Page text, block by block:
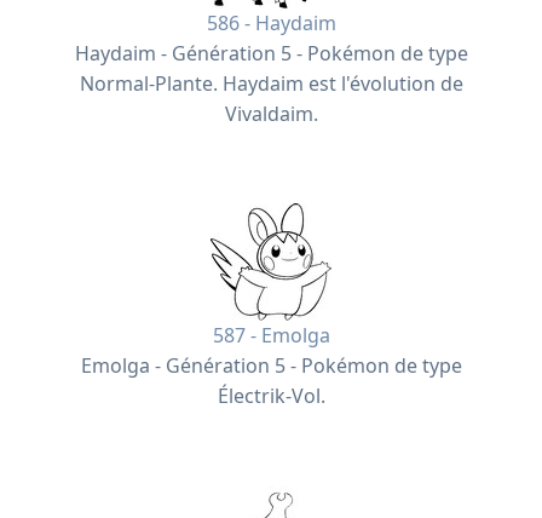
586 - Haydaim
Haydaim - Génération 5 - Pokémon de type
Normal-Plante. Haydaim est l'évolution de
Vivaldaim.
587 - Emolga
Emolga - Génération 5 - Pokémon de type
Électrik-Vol.